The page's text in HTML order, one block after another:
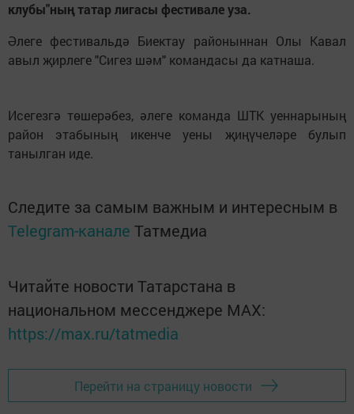
клубы"ның татар лигасы фестивале уза.
Әлеге фестивальдә Биектау районыннан Олы Кавал
авыл җирлеге "Сигез шәм" командасы да катнаша.
Исегезгә төшерәбез, әлеге команда ШТК уеннарының
район этабының икенче уены җиңүчеләре булып
танылган иде.
Следите за самым важным и интересным в
Telegram-канале Татмедиа
Читайте новости Татарстана в
национальном мессенджере MАХ:
https://max.ru/tatmedia
Перейти на страницу новости